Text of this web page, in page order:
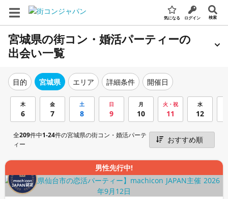
気になる ログイン 検索
宮城県の街コン・婚活パーティーの
出会い一覧
目的 宮城県 エリア 詳細条件 開催日
木
6
金
7
土
8
日
9
月
10
火・祝
11
水
12
全209件中1-24件の宮城県の街コン・婚活パーテ
ィー
男性先行中!